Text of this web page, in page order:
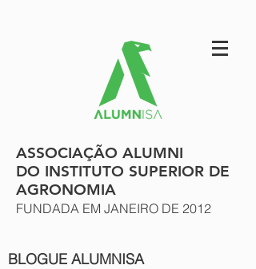
ASSOCIAÇÃO ALUMNI
DO INSTITUTO SUPERIOR DE
AGRONOMIA
FUNDADA EM JANEIRO DE 2012
BLOGUE ALUMNISA